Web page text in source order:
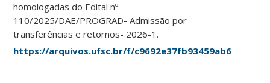
homologadas do Edital nº
110/2025/DAE/PROGRAD- Admissão por
transferências e retornos- 2026-1.
https://arquivos.ufsc.br/f/c9692e37fb93459ab617/